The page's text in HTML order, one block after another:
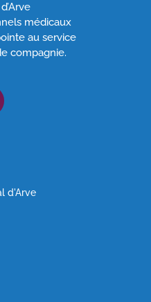
médicaux
au service
compagnie.
d'Arve